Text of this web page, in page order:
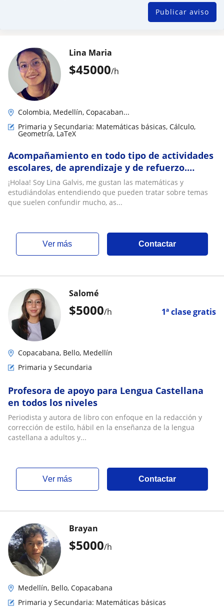
Publicar aviso
$45000/h
Lina Maria
Colombia, Medellín, Copacaban...
Primaria y Secundaria: Matemáticas básicas, Cálculo,
Geometría, LaTeX
Acompañamiento en todo tipo de actividades
escolares, de aprendizaje y de refuerzo.
Clases de matemáticas, cálculo, geometría y
LaTex
¡Holaa! Soy Lina Galvis, me gustan las matemáticas y
estudiándolas entendiendo que pueden tratar sobre temas
que suelen confundir mucho, as...
ver más Contactar
$5000/h 1ª clase gratis
Salomé
Copacabana, Bello, Medellín
Primaria y Secundaria
Profesora de apoyo para Lengua Castellana
en todos los niveles
Periodista y autora de libro con enfoque en la redacción y
corrección de estilo, hábil en la enseñanza de la lengua
castellana a adultos y...
ver más Contactar
$5000/h
Brayan
Medellín, Bello, Copacabana
Primaria y Secundaria: Matemáticas básicas